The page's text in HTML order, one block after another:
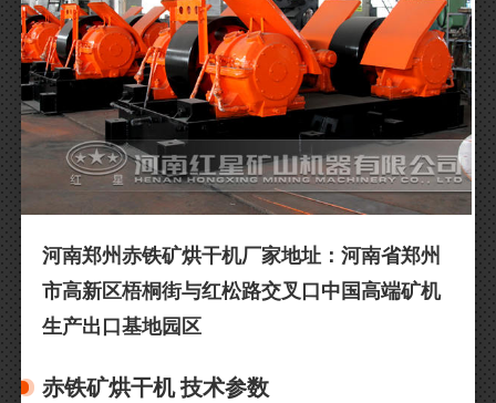
河南郑州赤铁矿烘干机厂家地址：河南省郑州
市高新区梧桐街与红松路交叉口中国高端矿机
生产出口基地园区
赤铁矿烘干机 技术参数